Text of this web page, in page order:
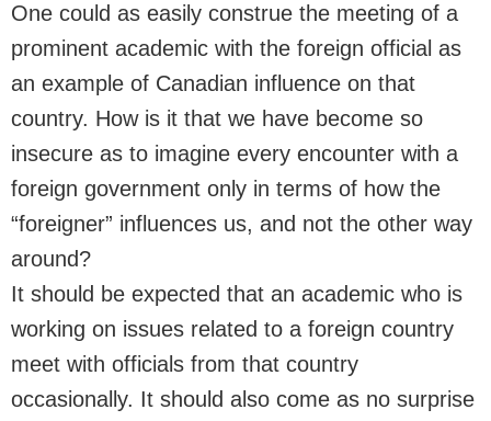
One could as easily construe the meeting of a
prominent academic with the foreign official as
an example of Canadian influence on that
country. How is it that we have become so
insecure as to imagine every encounter with a
foreign government only in terms of how the
“foreigner” influences us, and not the other way
around?
It should be expected that an academic who is
working on issues related to a foreign country
meet with officials from that country
occasionally. It should also come as no surprise